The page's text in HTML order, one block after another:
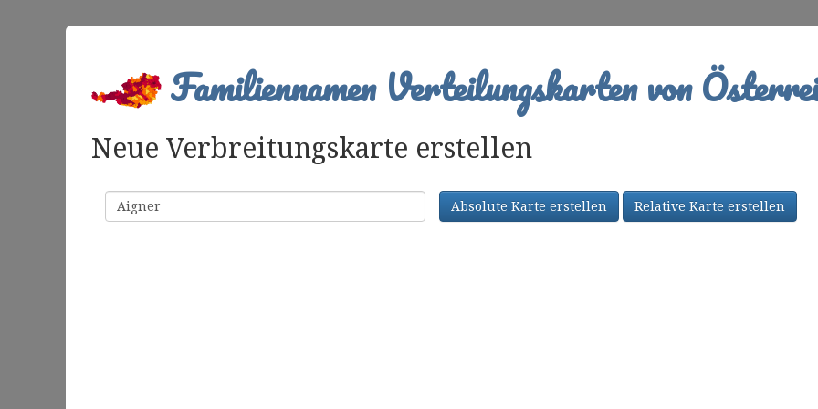
Familiennamen Verteilungskarten von
Neue Verbreitungskarte erstellen
Familienname Absolute Karte erstellen Relative Karte erstellen